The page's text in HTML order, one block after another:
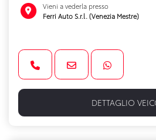
Vieni a vederla presso
Ferri Auto S.r.l. (Venezia Mestre)
DETTAGLIO